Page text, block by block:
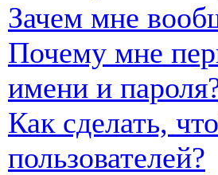
Зачем мне
Почему мне
имени и
Как сделать,
пользователей?